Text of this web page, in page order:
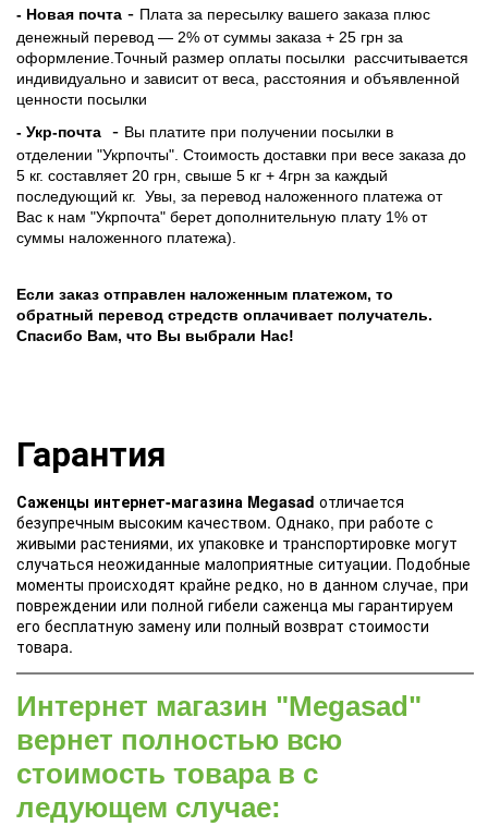
- Новая почта - Плата за пересылку вашего заказа плюс
денежный перевод — 2% от суммы заказа + 25 грн за
оформление.Точный размер оплаты посылки рассчитывается
индивидуально и зависит от веса, расстояния и объявленной
ценности посылки
- Укр-почта
- Вы платите при получении посылки в
отделении "Укрпочты". Стоимость доставки при весе заказа до
5 кг. составляет 20 грн, свыше 5 кг + 4грн за каждый
последующий кг. Увы, за перевод наложенного платежа от
Вас к нам "Укрпочта" берет дополнительную плату 1% от
суммы наложенного платежа).
Если заказ отправлен наложенным платежом, то
обратный перевод стредств оплачивает получатель.
Спасибо Вам, что Вы выбрали Нас!
Гарантия
Саженцы интернет-магазина Megasad отличается
безупречным высоким качеством. Однако, при работе с
живыми растениями, их упаковке и транспортировке могут
случаться неожиданные малоприятные ситуации. Подобные
моменты происходят крайне редко, но в данном случае, при
повреждении или полной гибели саженца мы гарантируем
его бесплатную замену или полный возврат стоимости
товара.
Интернет магазин "Megasad"
вернет полностью всю
стоимость товара в с
ледующем случае: